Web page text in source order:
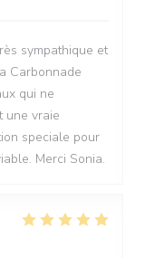
sympathique et
Carbonnade
qui ne
une vraie
speciale pour
Merci Sonia.